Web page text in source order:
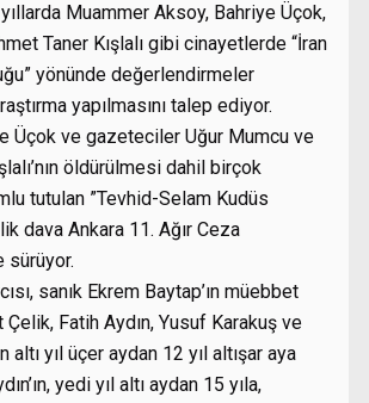
yıllarda Muammer Aksoy, Bahriye Üçok,
Taner Kışlalı gibi cinayetlerde “İran
yönünde değerlendirmeler
yapılmasını talep ediyor.
Üçok ve gazeteciler Uğur Mumcu ve
öldürülmesi dahil birçok
tutulan ”Tevhid-Selam Kudüs
dava Ankara 11. Ağır Ceza
sürüyor.
sanık Ekrem Baytap’ın müebbet
Çelik, Fatih Aydın, Yusuf Karakuş ve
altı yıl üçer aydan 12 yıl altışar aya
yedi yıl altı aydan 15 yıla,